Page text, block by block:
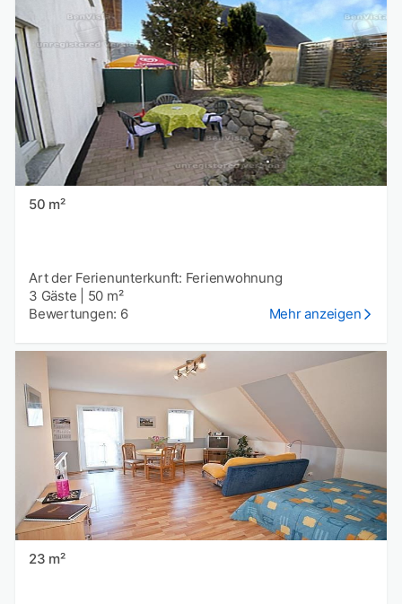
50 m²
Art der Ferienunterkunft: Ferienwohnung
3 Gäste
50 m²
Bewertungen: 6
Mehr anzeigen
23 m²